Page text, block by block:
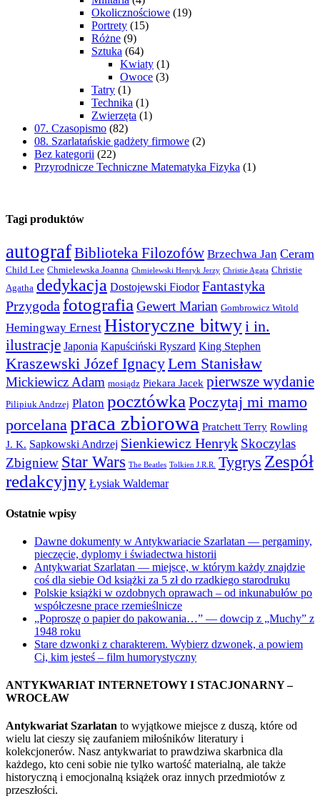
Okolicznościowe (19)
Portrety (15)
Różne (9)
Sztuka (64)
Kwiaty (1)
Owoce (3)
Tatry (1)
Technika (1)
Zwierzęta (1)
07. Czasopismo (82)
08. Szarlatańskie gadżety firmowe (2)
Bez kategorii (22)
Przyrodnicze Techniczne Matematyka Fizyka (1)
Tagi produktów
autografBiblioteka Filozofów Brzechwa Jan Ceram
Child Lee Chmielewska Joanna Chmielewski Henryk Jerzy Christie Agata Christie
Agatha dedykacja Dostojewski Fiodor Fantastyka
Przygoda fotografia Gewert Marian Gombrowicz Witold
Hemingway Ernest Historyczne bitwyi in.
ilustracje Japonia Kapuściński Ryszard King Stephen
Kraszewski Józef IgnacyLem Stanisław
Mickiewicz Adam mosiądz Piekara Jacek pierwsze wydanie
Pilipiuk Andrzej Platon pocztówka Poczytaj mi mamo
porcelanapraca zbiorowa Pratchett Terry Rowling
J. K. Sapkowski Andrzej Sienkiewicz Henryk Skoczylas
Zbigniew Star Wars The Beatles Tolkien J.R.R. Tygrys Zespół
redakcyjny Łysiak Waldemar
Ostatnie wpisy
Dawne dokumenty w Antykwariacie Szarlatan — pergaminy,
pieczęcie, dyplomy i świadectwa historii
Antykwariat Szarlatan — miejsce, w którym każdy znajdzie
coś dla siebie Od książki za 5 zł do rzadkiego starodruku
Polskie książki w ozdobnych oprawach – od inkunabułów po
współczesne prace rzemieślnicze
„Poproszę o papier do pakowania…” — dowcip z „Muchy” z
1948 roku
Stare dzwonki z charakterem. Wybierz dzwonek, a powiem
Ci, kim jesteś – film humorystyczny
ANTYKWARIAT INTERNETOWY I STACJONARNY –
WROCŁAW
Antykwariat Szarlatan to wyjątkowe miejsce z duszą, które od
wielu lat cieszy się zaufaniem miłośników literatury i
kolekcjonerów. Nasz antykwariat to prawdziwa skarbnica dla
każdego, kto ceni sobie nie tylko wartość materialną, ale także
historyczną i emocjonalną książek oraz innych przedmiotów z
przeszłości.